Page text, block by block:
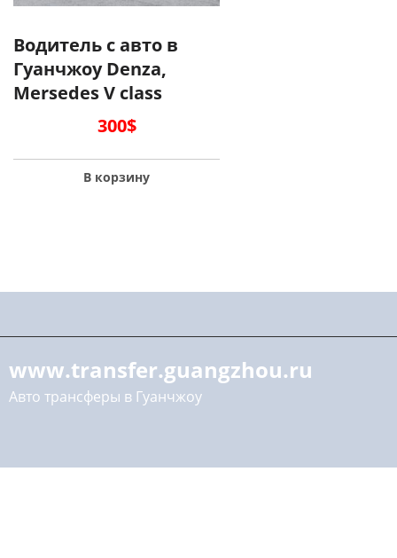
Водитель с авто в
Гуанчжоу Denza,
Mersedes V class
300$
В корзину
www.transfer.guangzhou.ru
Авто трансферы в Гуанчжоу